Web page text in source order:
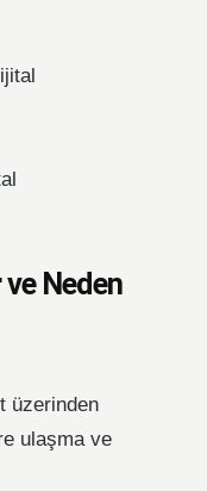
Neden
üzerinden
ulaşma ve